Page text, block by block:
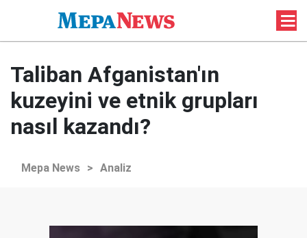
Taliban Afganistan'ın
kuzeyini ve etnik grupları
nasıl kazandı?
Mepa News > Analiz